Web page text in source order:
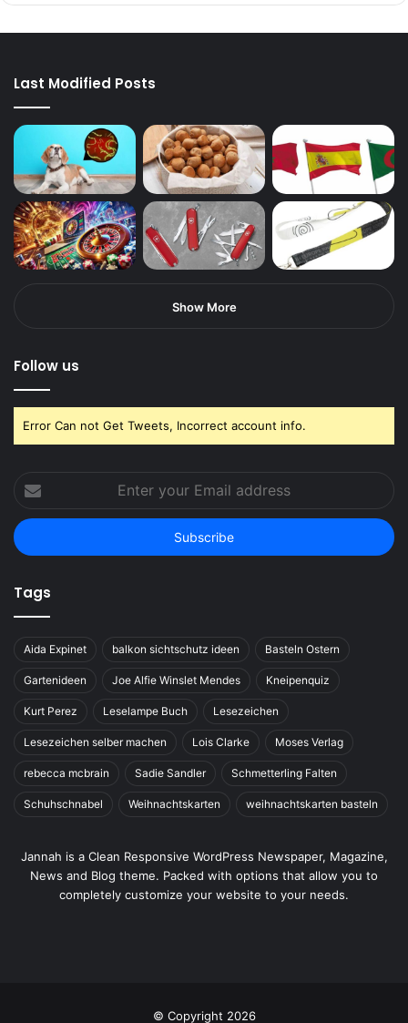
Last Modified Posts
Show More
Follow us
Error Can not Get Tweets, Incorrect account info.
Enter
your
Email
address
Tags
Aida Expinet balkon sichtschutz ideen Basteln Ostern
Gartenideen Joe Alfie Winslet Mendes Kneipenquiz
Kurt Perez Leselampe Buch Lesezeichen
Lesezeichen selber machen Lois Clarke Moses Verlag
rebecca mcbrain Sadie Sandler Schmetterling Falten
Schuhschnabel Weihnachtskarten weihnachtskarten basteln
Jannah is a Clean Responsive WordPress Newspaper, Magazine,
News and Blog theme. Packed with options that allow you to
completely customize your website to your needs.
© Copyright 2026